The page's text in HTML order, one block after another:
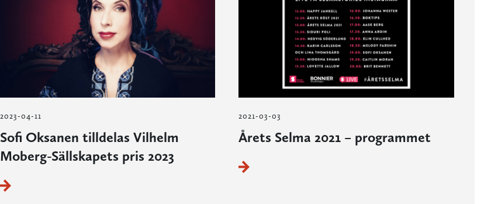
2023-04-11
Sofi Oksanen tilldelas Vilhelm
Moberg-Sällskapets pris 2023
2021-03-03
Årets Selma 2021 – programmet